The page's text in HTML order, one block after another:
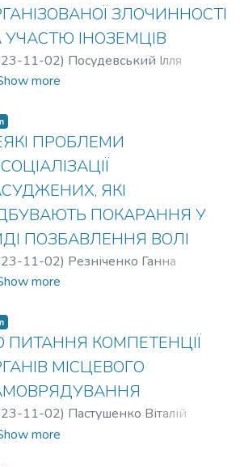
ЗЛОЧИННОСТІ
УЧАСТЮ ІНОЗЕМЦІВ
11-02) Посудевський Ілля
more
ПРОБЛЕМИ
ЯКІ
ПОКАРАННЯ У
ПОЗБАВЛЕННЯ ВОЛІ
11-02) Резніченко Ганна
more
ПИТАННЯ КОМПЕТЕНЦІЇ
МІСЦЕВОГО
11-02) Пастушенко Віталій
more